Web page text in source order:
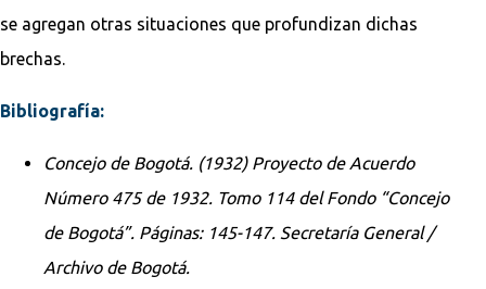
se agregan otras situaciones que profundizan dichas
brechas.
Bibliografía:
Concejo de Bogotá. (1932) Proyecto de Acuerdo
Número 475 de 1932. Tomo 114 del Fondo “Concejo
de Bogotá”. Páginas: 145-147. Secretaría General /
Archivo de Bogotá.